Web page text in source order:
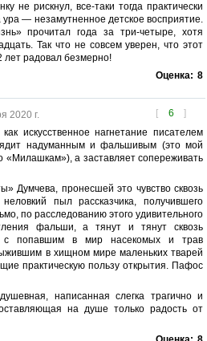
не рискнул, все-таки тогда практически
— незамутненное детское восприятие.
прочитал года за три-четыре, хотя
Так что не совсем уверен, что этот
лет радовал безмерно!
Оценка: 8
[ 6 ]
2020 г.
искусственное нагнетание писателем
надуманным и фальшивым (это мой
«Милашкам»), а заставляет сопереживать
Думчева, пронесшей это чувство сквозь
пыл рассказчика, получившего
по расследованию этого удивительного
фальши, а тянут и тянут сквозь
с попавшим в мир насекомых и трав
в хищном мире маленьких тварей
практическую пользу открытия. Пафос
написанная слегка трагично и
на душе только радость от